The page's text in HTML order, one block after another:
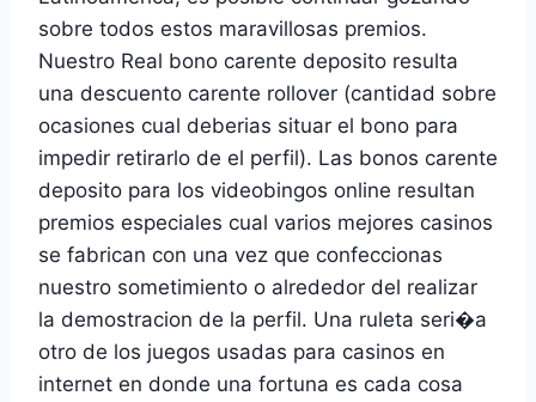
sobre todos estos maravillosas premios.
Nuestro Real bono carente deposito resulta
una descuento carente rollover (cantidad sobre
ocasiones cual deberias situar el bono para
impedir retirarlo de el perfil). Las bonos carente
deposito para los videobingos online resultan
premios especiales cual varios mejores casinos
se fabrican con una vez que confeccionas
nuestro sometimiento o alrededor del realizar
la demostracion de la perfil. Una ruleta seri�a
otro de los juegos usadas para casinos en
internet en donde una fortuna es cada cosa